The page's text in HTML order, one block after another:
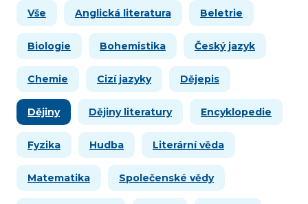
Vše Anglická literatura Beletrie
Biologie Bohemistika Český jazyk
Chemie Cizí jazyky Dějepis
Dějiny Dějiny literatury Encyklopedie
Fyzika Hudba Literární věda
Matematika Společenské vědy